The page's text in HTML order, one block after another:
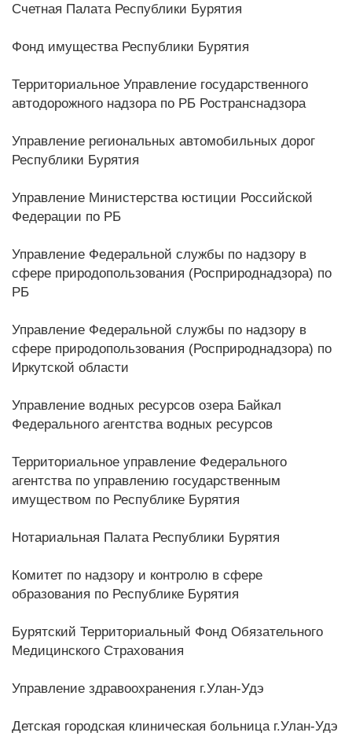
Счетная Палата Республики Бурятия
Фонд имущества Республики Бурятия
Территориальное Управление государственного
автодорожного надзора по РБ Ространснадзора
Управление региональных автомобильных дорог
Республики Бурятия
Управление Министерства юстиции Российской
Федерации по РБ
Управление Федеральной службы по надзору в
сфере природопользования (Росприроднадзора) по
РБ
Управление Федеральной службы по надзору в
сфере природопользования (Росприроднадзора) по
Иркутской области
Управление водных ресурсов озера Байкал
Федерального агентства водных ресурсов
Территориальное управление Федерального
агентства по управлению государственным
имуществом по Республике Бурятия
Нотариальная Палата Республики Бурятия
Комитет по надзору и контролю в сфере
образования по Республике Бурятия
Бурятский Территориальный Фонд Обязательного
Медицинского Страхования
Управление здравоохранения г.Улан-Удэ
Детская городская клиническая больница г.Улан-Удэ